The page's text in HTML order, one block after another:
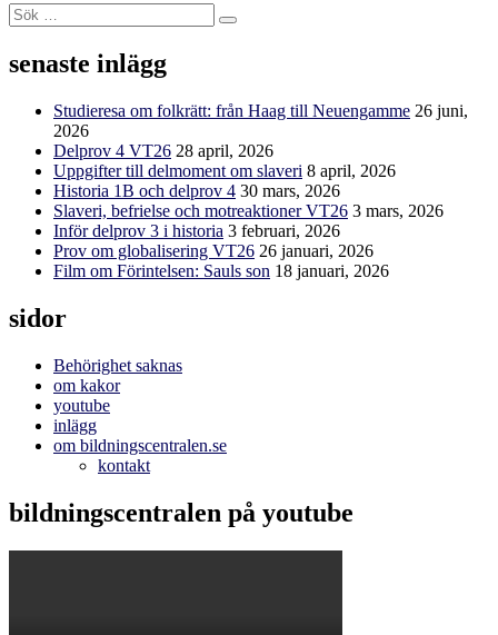
Sök
efter:
Sök
senaste inlägg
Studieresa om folkrätt: från Haag till Neuengamme 26 juni,
2026
Delprov 4 VT26 28 april, 2026
Uppgifter till delmoment om slaveri 8 april, 2026
Historia 1B och delprov 4 30 mars, 2026
Slaveri, befrielse och motreaktioner VT26 3 mars, 2026
Inför delprov 3 i historia 3 februari, 2026
Prov om globalisering VT26 26 januari, 2026
Film om Förintelsen: Sauls son 18 januari, 2026
sidor
Behörighet saknas
om kakor
youtube
inlägg
om bildningscentralen.se
kontakt
bildningscentralen på youtube